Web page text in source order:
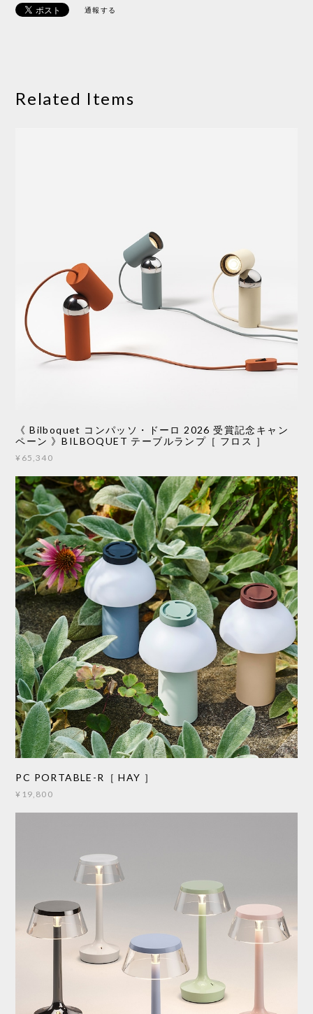
通報する
Related Items
《 Bilboquet コンパッソ・ドーロ 2026 受賞記念キャン
ペーン 》BILBOQUET テーブルランプ［ フロス ］
¥65,340
PC PORTABLE-R［ HAY ］
¥19,800